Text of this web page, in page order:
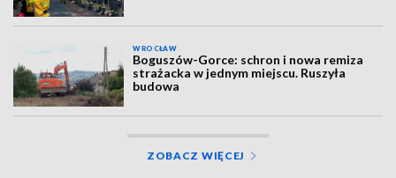
WROCŁAW
Boguszów-Gorce: schron i nowa remiza
strażacka w jednym miejscu. Ruszyła
budowa
ZOBACZ WIĘCEJ